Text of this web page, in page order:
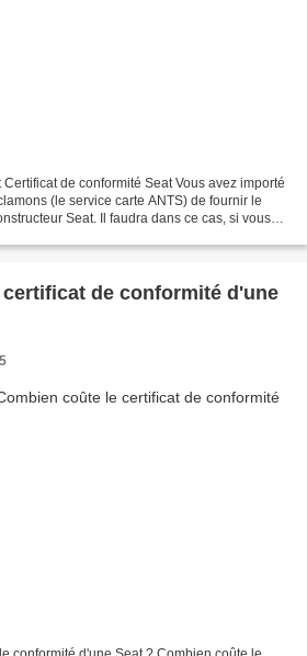
de conformité Seat Vous avez importé
(le service carte ANTS) de fournir le
Seat. Il faudra dans ce cas, si vous
de conformité d'une